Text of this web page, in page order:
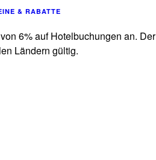
& RABATTE
6% auf Hotelbuchungen an. Der
Ländern gültig.